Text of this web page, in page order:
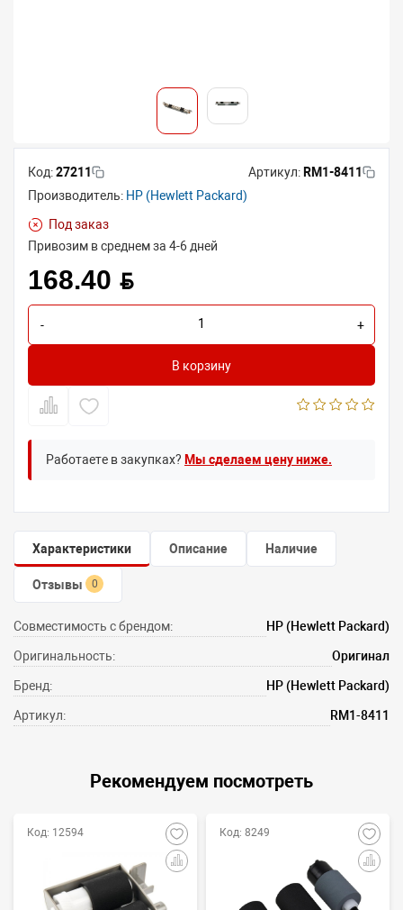
Код:27211 Артикул: RM1-8411
Производитель: HP (Hewlett Packard)
Под заказ
Привозим в среднем за 4-6 дней
168.40 BYN
- +
В корзину
Работаете в закупках? Мы сделаем цену ниже.
Характеристики Описание Наличие
Отзывы 0
Совместимость с брендом: HP (Hewlett Packard)
Оригинальность: Оригинал
Бренд: HP (Hewlett Packard)
Артикул: RM1-8411
Рекомендуем посмотреть
Код: 12594 Код: 8249